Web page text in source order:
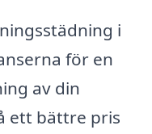
i
för en
av din
ett bättre pris